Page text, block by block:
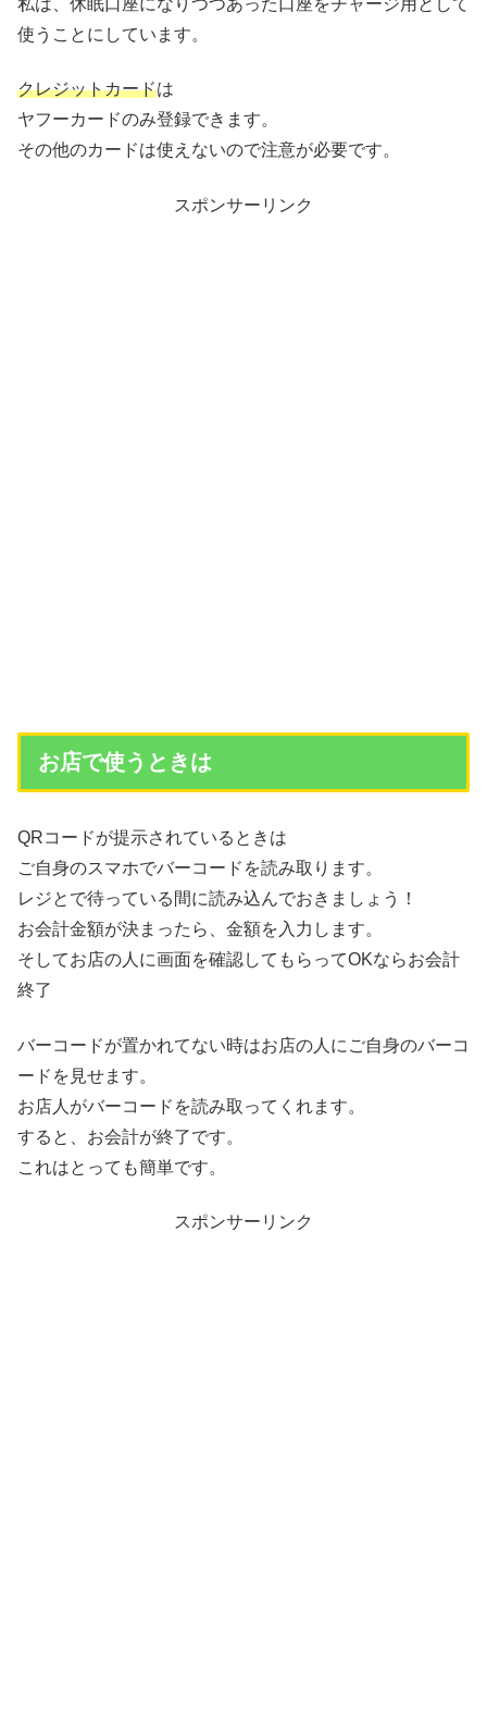
私は、休眠口座になりつつあった口座をチャージ用として
使うことにしています。
クレジットカードは
ヤフーカードのみ登録できます。
その他のカードは使えないので注意が必要です。
スポンサーリンク
お店で使うときは
QRコードが提示されているときは
ご自身のスマホでバーコードを読み取ります。
レジとで待っている間に読み込んでおきましょう！
お会計金額が決まったら、金額を入力します。
そしてお店の人に画面を確認してもらってOKならお会計
終了
バーコードが置かれてない時はお店の人にご自身のバーコ
ードを見せます。
お店人がバーコードを読み取ってくれます。
すると、お会計が終了です。
これはとっても簡単です。
スポンサーリンク